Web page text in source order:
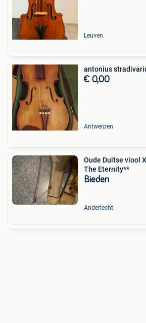
Leuven
€ 0,00
Antwerpen
Oude Duitse viool
The Eternity**
Bieden
Anderlecht